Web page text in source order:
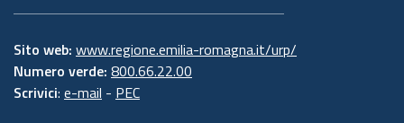
Sito web: www.regione.emilia-romagna.it/urp/
Numero verde: 800.66.22.00
Scrivici: e-mail - PEC